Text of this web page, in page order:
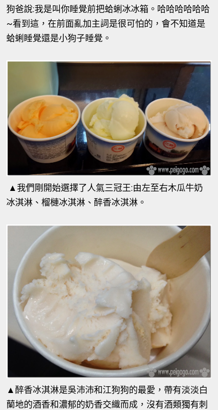
狗爸說:我是叫你睡覺前把蛤蜊冰冰箱。哈哈哈哈哈哈
~看到這，在前面亂加主詞是很可怕的，會不知道是
蛤蜊睡覺還是小狗子睡覺。
▲ 我們剛開始選擇了人氣三冠王:由左至右木瓜牛奶
冰淇淋、榴槤冰淇淋、醉香冰淇淋。
▲ 醉香冰淇淋是吳沛沛和江狗狗的最愛，帶有淡淡白
蘭地的酒香和濃郁的奶香交織而成，沒有酒類獨有刺